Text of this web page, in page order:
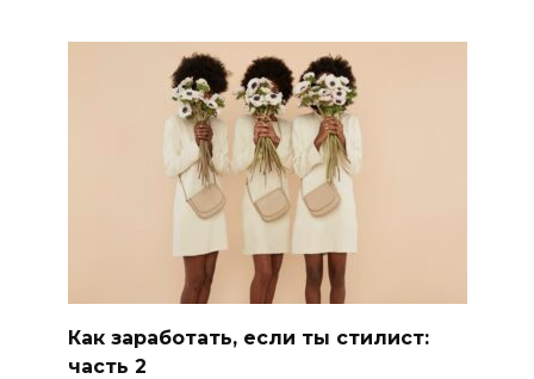
Как заработать, если ты стилист:
часть 2